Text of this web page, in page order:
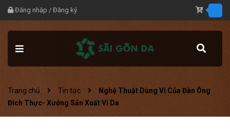
Đăng nhập / Đăng ký
Trang chủ Tin tức
Nghệ Thuật Dùng Ví Của Đàn Ông
Đích Thực- Xưởng Sản Xuất Ví Da